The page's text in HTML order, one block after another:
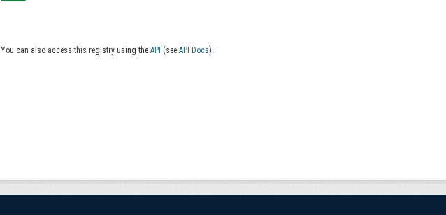
You can also access this registry using the API (see API Docs).